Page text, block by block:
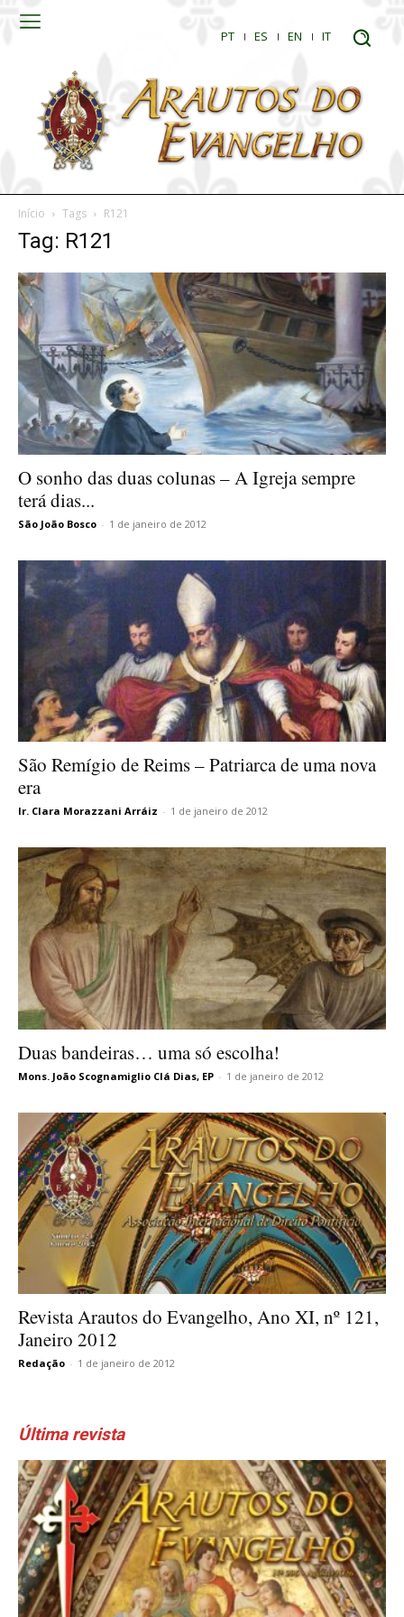
PT ES EN IT
Início Tags R121
Tag: R121
O sonho das duas colunas – A Igreja sempre
terá dias...
São João Bosco - 1 de janeiro de 2012
São Remígio de Reims – Patriarca de uma nova
era
Ir. Clara Morazzani Arráiz - 1 de janeiro de 2012
Duas bandeiras… uma só escolha!
Mons. João Scognamiglio Clá Dias, EP - 1 de janeiro de 2012
Revista Arautos do Evangelho, Ano XI, nº 121,
Janeiro 2012
Redação - 1 de janeiro de 2012
Última revista